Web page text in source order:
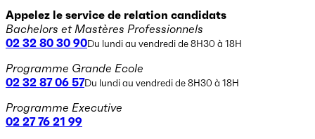
Appelez le service de relation candidats
Bachelors et Mastères Professionnels
02 32 80 30 90Du lundi au vendredi de 8H30 à 18H
Programme Grande Ecole
02 32 87 06 57Du lundi au vendredi de 8H30 à 18H
Programme Executive
02 27 76 21 99